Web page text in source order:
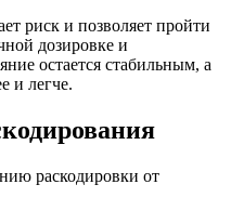
риск и позволяет пройти
дозировке и
остается стабильным, а
и легче.